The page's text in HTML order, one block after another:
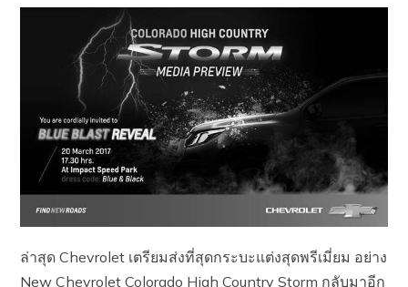
ล่าสุด Chevrolet เตรียมส่งที่สุดกระบะแต่งสุดพรีเมี่ยม อย่าง
New Chevrolet Colorado High Country Storm กลับมาอีก